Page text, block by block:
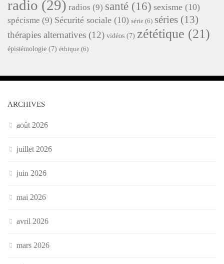
radio (29) radios (9) santé (16) sexisme (10)
spécisme (9) Sécurité sociale (10) série (6) séries (13)
thérapies alternatives (12) vidéos (7) zététique (21)
épistémologie (7) éthique (6)
ARCHIVES
août 2026
juillet 2026
juin 2026
mai 2026
avril 2026
mars 2026